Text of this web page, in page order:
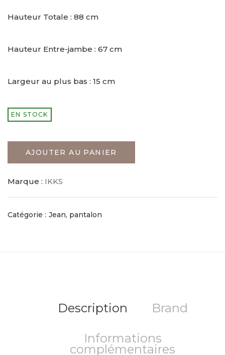
Hauteur Totale : 88 cm
Hauteur Entre-jambe : 67 cm
Largeur au plus bas : 15 cm
EN STOCK
AJOUTER AU PANIER
Marque : IKKS
Catégorie : Jean, pantalon
Description Brand
Informations
complémentaires